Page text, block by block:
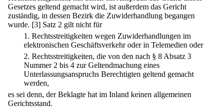
Gesetzes geltend gemacht wird, ist außerdem das Gericht
zuständig, in dessen Bezirk die Zuwiderhandlung begangen
wurde. [3] Satz 2 gilt nicht für
1. Rechtsstreitigkeiten wegen Zuwiderhandlungen im
elektronischen Geschäftsverkehr oder in Telemedien oder
2. Rechtsstreitigkeiten, die von den nach § 8 Absatz 3
Nummer 2 bis 4 zur Geltendmachung eines
Unterlassungsanspruchs Berechtigten geltend gemacht
werden,
es sei denn, der Beklagte hat im Inland keinen allgemeinen
Gerichtsstand.